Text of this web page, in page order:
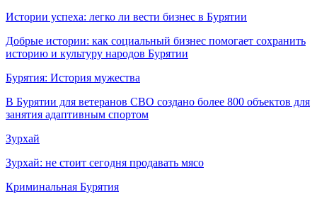
Истории успеха: легко ли вести бизнес в Бурятии
Добрые истории: как социальный бизнес помогает сохранить
историю и культуру народов Бурятии
Бурятия: История мужества
В Бурятии для ветеранов СВО создано более 800 объектов для
занятия адаптивным спортом
Зурхай
Зурхай: не стоит сегодня продавать мясо
Криминальная Бурятия